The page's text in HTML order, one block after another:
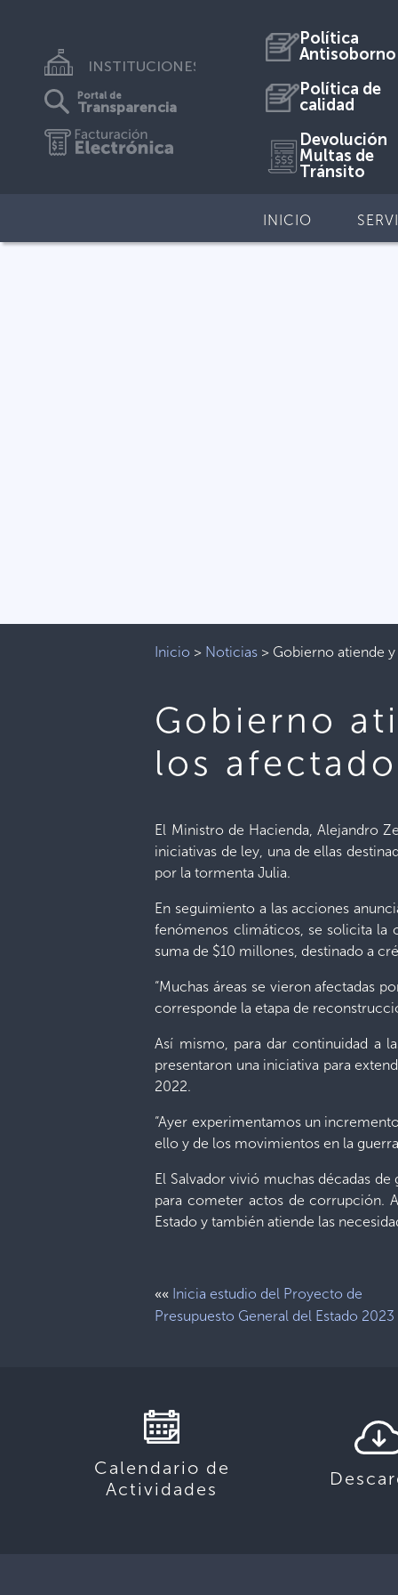
INSTITUCIONES
Portal de
Transparencia
Política
Antisoborno
Política de
calidad
Devolución
Multas de
Tránsito
INICIO
Inicio > Noticias > Gobierno atiende
Gobierno
los
El Ministro de Hacienda, Alejandro
iniciativas de ley, una de ellas
por la tormenta Julia.
En seguimiento a las acciones
fenómenos climáticos, se solicita la
suma de $10 millones, destinado a
“Muchas áreas se vieron afectadas
corresponde la etapa de
Así mismo, para dar continuidad a
presentaron una iniciativa para
2022.
“Ayer experimentamos un
ello y de los movimientos en la
El Salvador vivió muchas décadas
para cometer actos de corrupción.
Estado y también atiende las
«« Inicia estudio del Proyecto de
Presupuesto General del Estado 2023
Calendario de
Actividades